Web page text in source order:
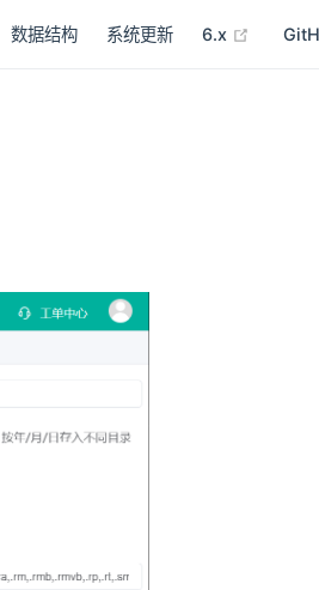
数据结构 系统更新 6.x (opens